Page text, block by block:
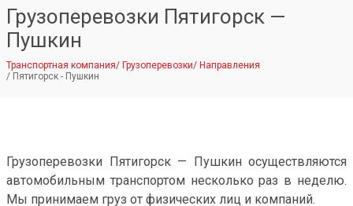
Грузоперевозки Пятигорск —
Пушкин
Транспортная компания/ Грузоперевозки/ Направления
/ Пятигорск - Пушкин
Грузоперевозки Пятигорск — Пушкин осуществляются
автомобильным транспортом несколько раз в неделю.
Мы принимаем груз от физических лиц и компаний.